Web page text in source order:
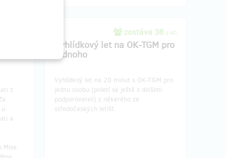
z
a
Mise
zostáva 38 z 40
Vyhlídkový let na OK-TGM pro
jednoho
Vyhlídkoý let na 20 minut s OK-TGM pro
jednu osobu (poletí se ještě s dalšími
podporovateli) z někerého ze
středočeských letišť.